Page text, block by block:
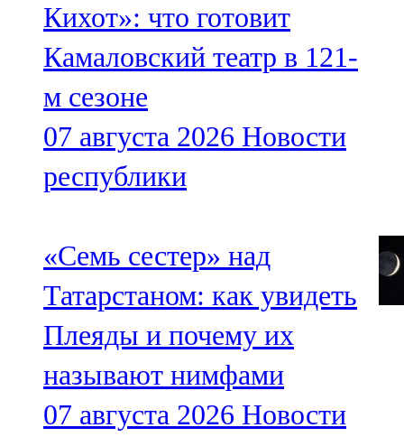
Кихот»: что готовит
Камаловский театр в 121-
м сезоне
07 августа 2026 Новости
республики
«Семь сестер» над
Татарстаном: как увидеть
Плеяды и почему их
называют нимфами
07 августа 2026 Новости